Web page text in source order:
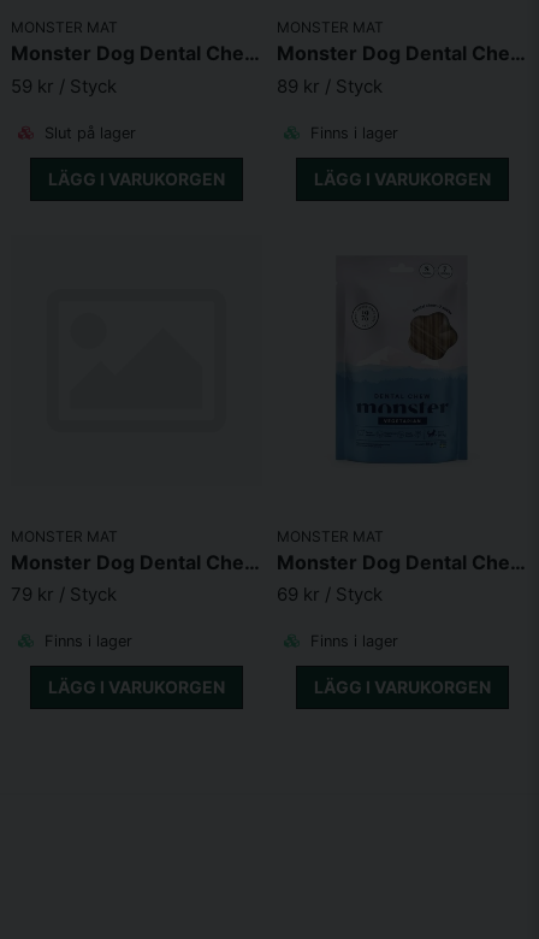
MONSTER MAT
Monster Dog Dental Chew GF Chicken S
59 kr / Styck
Slut på lager
LÄGG I VARUKORGEN
MONSTER MAT
Monster Dog Dental Chew GF Chicken L
89 kr / Styck
Finns i lager
LÄGG I VARUKORGEN
MONSTER MAT
Monster Dog Dental Chew GF Chicken M
79 kr / Styck
Finns i lager
LÄGG I VARUKORGEN
MONSTER MAT
Monster Dog Dental Chew Veg. S
69 kr / Styck
Finns i lager
LÄGG I VARUKORGEN